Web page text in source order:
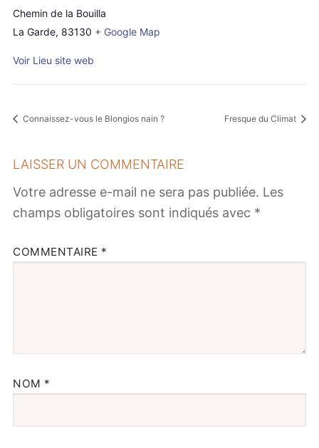
Chemin de la Bouilla
La Garde, 83130 + Google Map
Voir Lieu site web
Connaissez-vous le Blongios nain ? Fresque du Climat
LAISSER UN COMMENTAIRE
Votre adresse e-mail ne sera pas publiée. Les
champs obligatoires sont indiqués avec *
COMMENTAIRE *
NOM *